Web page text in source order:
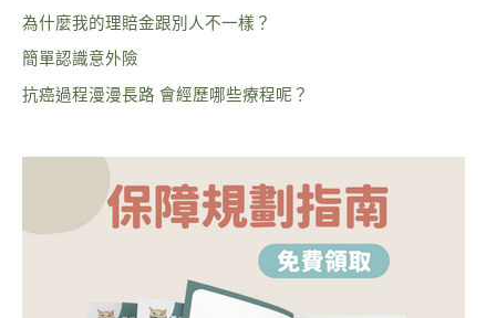
為什麼我的理賠金跟別人不一樣？
簡單認識意外險
抗癌過程漫漫長路 會經歷哪些療程呢？